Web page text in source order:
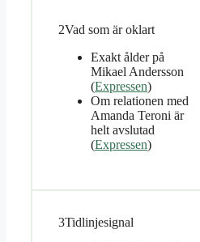
2Vad som är oklart
Exakt ålder på
Mikael Andersson
(Expressen)
Om relationen med
Amanda Teroni är
helt avslutad
(Expressen)
3Tidlinjesignal